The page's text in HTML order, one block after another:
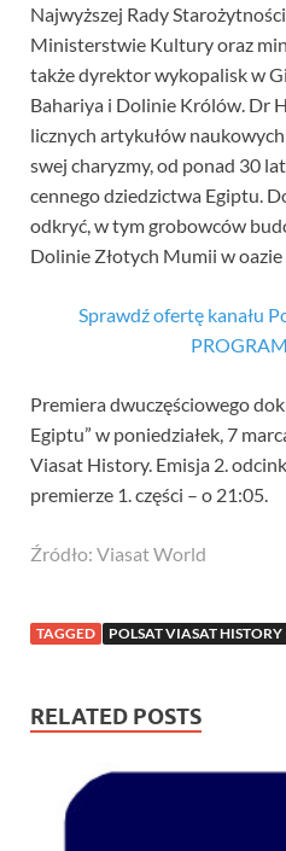
Najwyższej Rady
Ministerstwie Kultury oraz
także dyrektor wykopalisk w
Bahariya i Dolinie Królów. Dr
licznych artykułów
swej charyzmy, od ponad 30
cennego dziedzictwa Egiptu.
odkryć, w tym grobowców
Dolinie Złotych Mumii w oazie
Sprawdź ofertę kanału
Premiera dwuczęściowego
Egiptu” w poniedziałek, 7
Viasat History. Emisja 2.
premierze 1. części – o 21:05.
Źródło: Viasat World
TAGGED POLSAT VIASAT HISTORY
RELATED POSTS